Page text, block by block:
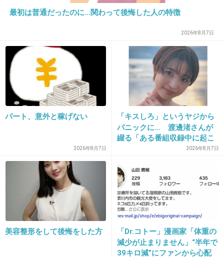
いくらなんでも12時間は長すぎる
24. 匿名 2013/04/25(木) 16:35:44
なんでこの子だけ優遇されてるのか分からない。
-30
時間短くていいから生の歌を聞きたいよ
+45 -3
26. 匿名2013/04/25(木) 16:37:08
14時スタートだけど終わるのが夜中の2時って
最初は普通だったのに…関わって後悔した人の特徴
2026年8月7日
パート、意外と稼げない
2026年8月7日
「キスしろ」というヤジから
パニックに… 渡邊渚さんが
綴る「ある番組収録中に起こ
ったフラッシュバック」2026年8月7日
美容整形をして後悔をした方
「Dr.コトー」漫画家「体重の
減少が止まりません」“半年で
39キロ減”にファンから心配